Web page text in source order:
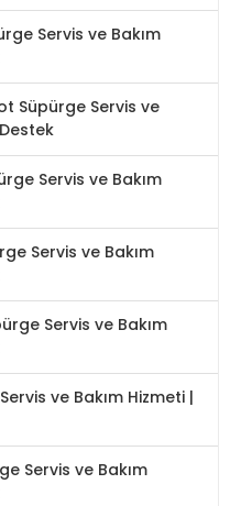
Servis ve Bakım
Süpürge Servis ve
Servis ve Bakım
Servis ve Bakım
Servis ve Bakım
ve Bakım Hizmeti |
Servis ve Bakım